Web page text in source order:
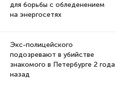
для борьбы с обледенением
на энергосетях
Экс-полицейского
подозревают в убийстве
знакомого в Петербурге 2 года
назад